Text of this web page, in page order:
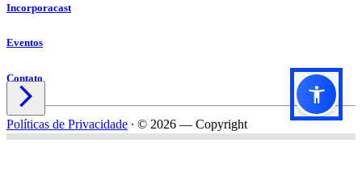
Incorporacast
Eventos
Contato

Políticas de Privacidade ∙ © 2026 — Copyright